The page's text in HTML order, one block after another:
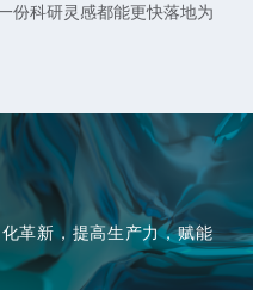
份科研灵感都能更快落地为
革新，提高生产力，赋能